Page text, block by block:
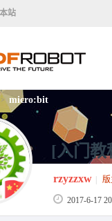
站
> micro:bit
[入门教
rzyzzxw 版
2017-6-17